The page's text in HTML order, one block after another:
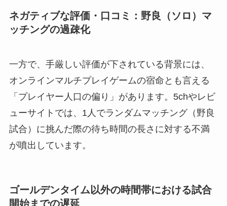
ネガティブな評価・口コミ：野良（ソロ）マ
ッチングの過疎化
一方で、手厳しい評価が下されている背景には、
オンラインマルチプレイゲームの宿命とも言える
「プレイヤー人口の偏り」があります。5chやレビ
ューサイトでは、1人でランダムマッチング（野良
試合）に挑んだ際の待ち時間の長さに対する不満
が噴出しています。
ゴールデンタイム以外の時間帯における試合
開始までの遅延